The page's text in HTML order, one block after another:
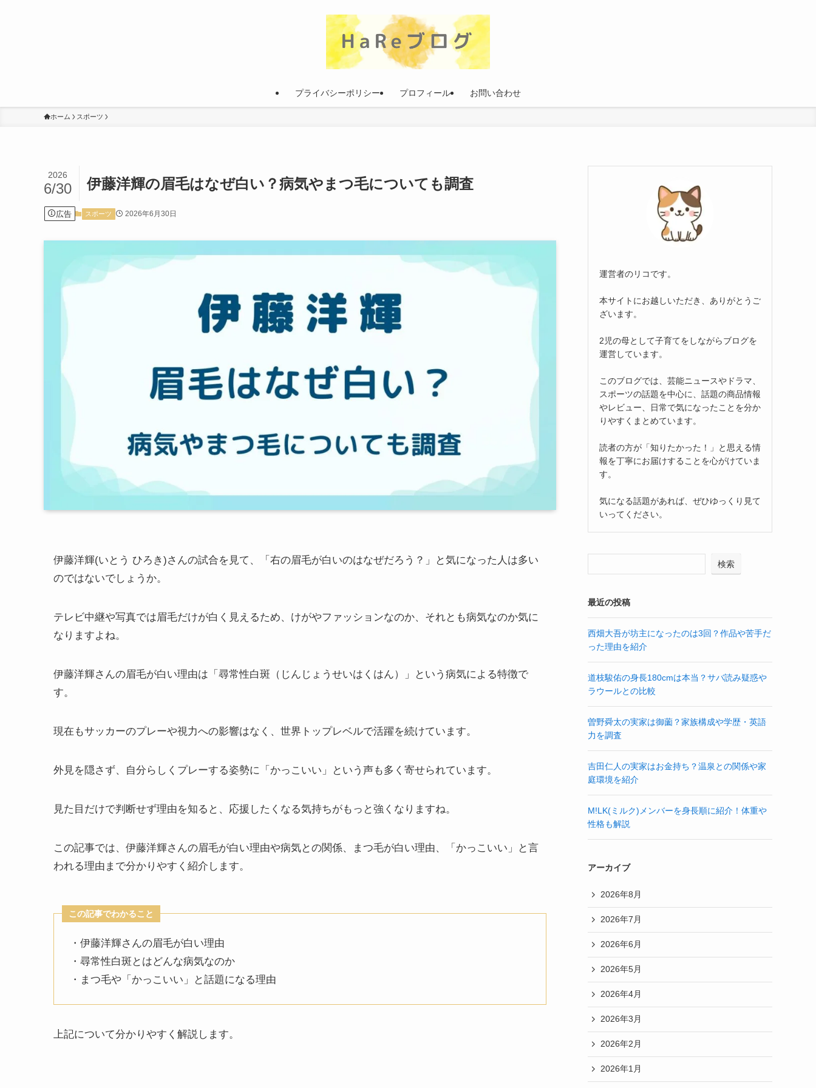
プライバシーポリシー プロフィール お問い合わせ
ホーム スポーツ
伊藤洋輝の眉毛はなぜ白い？病気やまつ毛についても調査
2026
6/30
広告 スポーツ 2026年6月30日
伊藤洋輝(いとう ひろき)さんの試合を見て、「右の眉毛が白いのはなぜだろう？」と気になった人は多い
のではないでしょうか。
テレビ中継や写真では眉毛だけが白く見えるため、けがやファッションなのか、それとも病気なのか気に
なりますよね。
伊藤洋輝さんの眉毛が白い理由は「尋常性白斑（じんじょうせいはくはん）」という病気による特徴で
す。
現在もサッカーのプレーや視力への影響はなく、世界トップレベルで活躍を続けています。
外見を隠さず、自分らしくプレーする姿勢に「かっこいい」という声も多く寄せられています。
見た目だけで判断せず理由を知ると、応援したくなる気持ちがもっと強くなりますね。
この記事では、伊藤洋輝さんの眉毛が白い理由や病気との関係、まつ毛が白い理由、「かっこいい」と言
われる理由まで分かりやすく紹介します。
この記事でわかること
・伊藤洋輝さんの眉毛が白い理由
・尋常性白斑とはどんな病気なのか
・まつ毛や「かっこいい」と話題になる理由
上記について分かりやすく解説します。
運営者のリコです。
本サイトにお越しいただき、ありがとうご
ざいます。
2児の母として子育てをしながらブログを
運営しています。
このブログでは、芸能ニュースやドラマ、
スポーツの話題を中心に、話題の商品情報
やレビュー、日常で気になったことを分か
りやすくまとめています。
読者の方が「知りたかった！」と思える情
報を丁寧にお届けすることを心がけていま
す。
気になる話題があれば、ぜひゆっくり見て
いってください。
検索
最近の投稿
西畑大吾が坊主になったのは3回？作品や苦手だ
った理由を紹介
道枝駿佑の身長180cmは本当？サバ読み疑惑や
ラウールとの比較
曽野舜太の実家は御薗？家族構成や学歴・英語
力を調査
吉田仁人の実家はお金持ち？温泉との関係や家
庭環境を紹介
M!LK(ミルク)メンバーを身長順に紹介！体重や
性格も解説
アーカイブ
2026年8月
2026年7月
2026年6月
2026年5月
2026年4月
2026年3月
2026年2月
2026年1月